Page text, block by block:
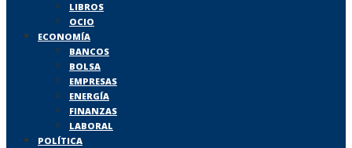
LIBROS
OCIO
ECONOMÍA
BANCOS
BOLSA
EMPRESAS
ENERGÍA
FINANZAS
LABORAL
POLÍTICA